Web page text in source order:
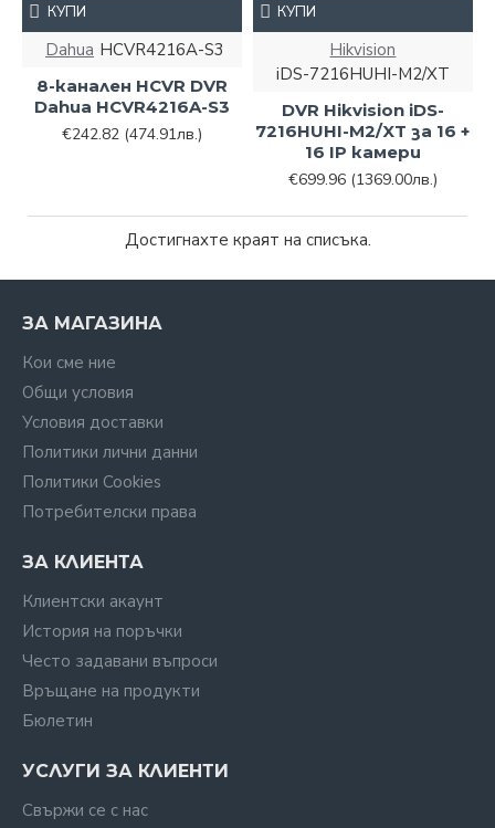
Dahua HCVR4216A-S3
8-канален HCVR DVR
Dahua HCVR4216A-S3
€242.82 (474.91лв.)
КУПИ
Hikvision
iDS-7216HUHI-M2/XT
DVR Hikvision iDS-
7216HUHI-M2/XT за 16 +
16 IP камери
€699.96 (1369.00лв.)
КУПИ
Достигнахте краят на списъка.
ЗА МАГАЗИНА
Кои сме ние
Общи условия
Условия доставки
Политики лични данни
Политики Cookies
Потребителски права
ЗА КЛИЕНТА
Клиентски акаунт
История на поръчки
Често задавани въпроси
Връщане на продукти
Бюлетин
УСЛУГИ ЗА КЛИЕНТИ
Свържи се с нас